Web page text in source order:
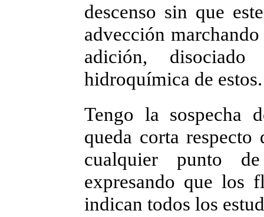
descenso sin que
advección
adición,
hidroquímica de estos.
Tengo la sospecha
queda corta
cualquier punto
expresando que los
indican todos los